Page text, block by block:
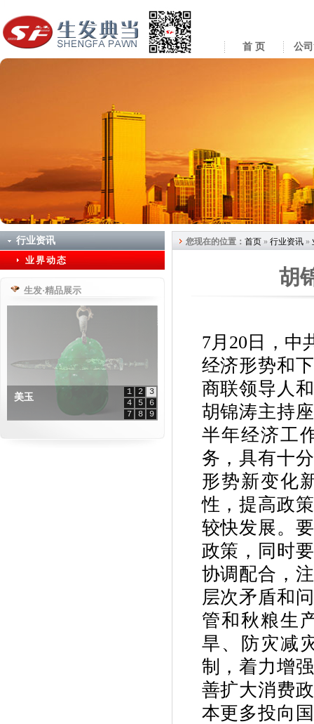
首 页 公
行业资讯
业界动态
生发·精品展示
美玉 1 2
3
4
5
6
7
8 9
您现在的位置： 首页 » 行业资讯 »
胡
7月20日，中
经济形势和
商联领导人
胡锦涛主持
半年经济工
务，具有十
形势新变化
性，提高政
较快发展。
政策，同时
协调配合，
层次矛盾和
管和秋粮生
旱、防灾减
制，着力增
善扩大消费
本更多投向